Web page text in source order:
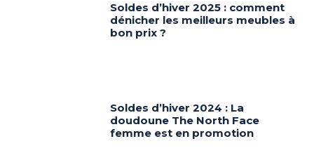
Soldes d’hiver 2025 : comment
dénicher les meilleurs meubles à
bon prix ?
Soldes d’hiver 2024 : La
doudoune The North Face
femme est en promotion